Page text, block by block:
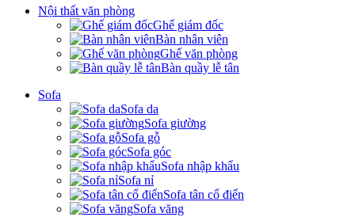
Nội thất văn phòng
Ghế giám đốc
Bàn nhân viên
Ghế văn phòng
Bàn quầy lễ tân
Sofa
Sofa da
Sofa giường
Sofa gỗ
Sofa góc
Sofa nhập khẩu
Sofa nỉ
Sofa tân cổ điển
Sofa văng